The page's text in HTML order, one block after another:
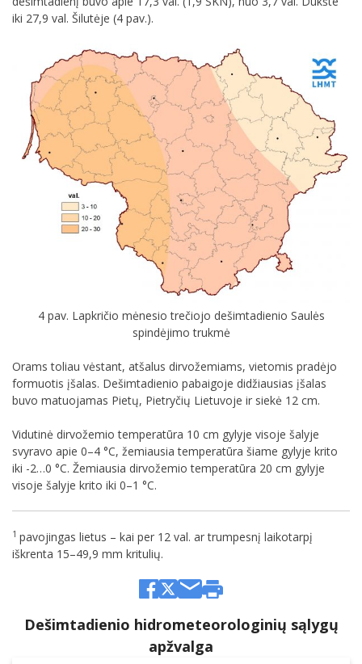
Dešimtadienio hidrometeorologinių sąlygų
apžvalga
iki 27,9 val. Šilutėje (4 pav.).
4 pav. Lapkričio mėnesio trečiojo dešimtadienio Saulės
spindėjimo trukmė
Orams toliau vėstant, atšalus dirvožemiams, vietomis pradėjo
formuotis įšalas. Dešimtadienio pabaigoje didžiausias įšalas
buvo matuojamas Pietų, Pietryčių Lietuvoje ir siekė 12 cm.
Vidutinė dirvožemio temperatūra 10 cm gylyje visoje šalyje
svyravo apie 0–4 °C, žemiausia temperatūra šiame gylyje krito
iki -2…0 °C. Žemiausia dirvožemio temperatūra 20 cm gylyje
visoje šalyje krito iki 0–1 °C.
1 pavojingas lietus – kai per 12 val. ar trumpesnį laikotarpį
iškrenta 15–49,9 mm kritulių.